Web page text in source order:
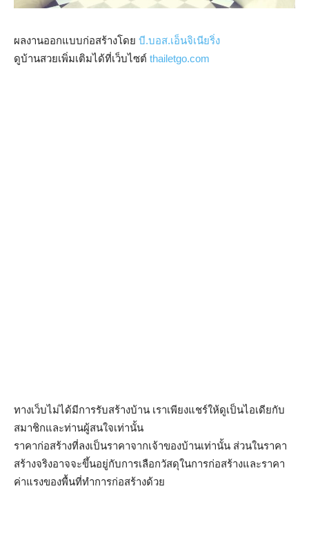
ผลงานออกแบบก่อสร้างโดย บี.บอส.เอ็นจิเนียริ่ง
ดูบ้านสวยเพิ่มเติมได้ที่เว็บไซต์ thailetgo.com
ทางเว็บไม่ได้มีการรับสร้างบ้าน เราเพียงแชร์ให้ดูเป็นไอเดียกับ
สมาชิกและท่านผู้สนใจเท่านั้น
ราคาก่อสร้างที่ลงเป็นราคาจากเจ้าของบ้านเท่านั้น ส่วนในราคา
สร้างจริงอาจจะขึ้นอยู่กับการเลือกวัสดุในการก่อสร้างและราคา
ค่าแรงของพื้นที่ทำการก่อสร้างด้วย